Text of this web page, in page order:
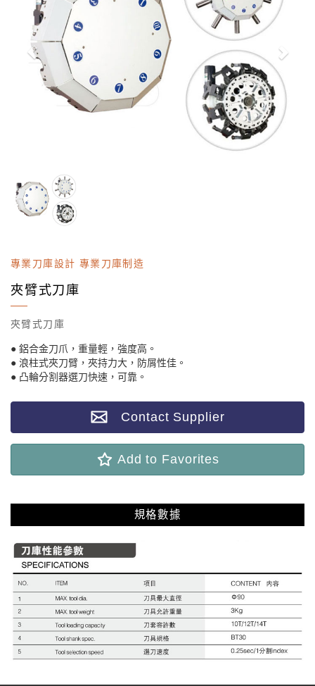
專業刀庫設計 專業刀庫制造
夾臂式刀庫
夾臂式刀庫
● 鋁合金刀爪，重量輕，強度高。
● 浪柱式夾刀臂，夾持力大，防屑性佳。
● 凸輪分割器選刀快速，可靠。
Contact Supplier
Add to Favorites
規格數據